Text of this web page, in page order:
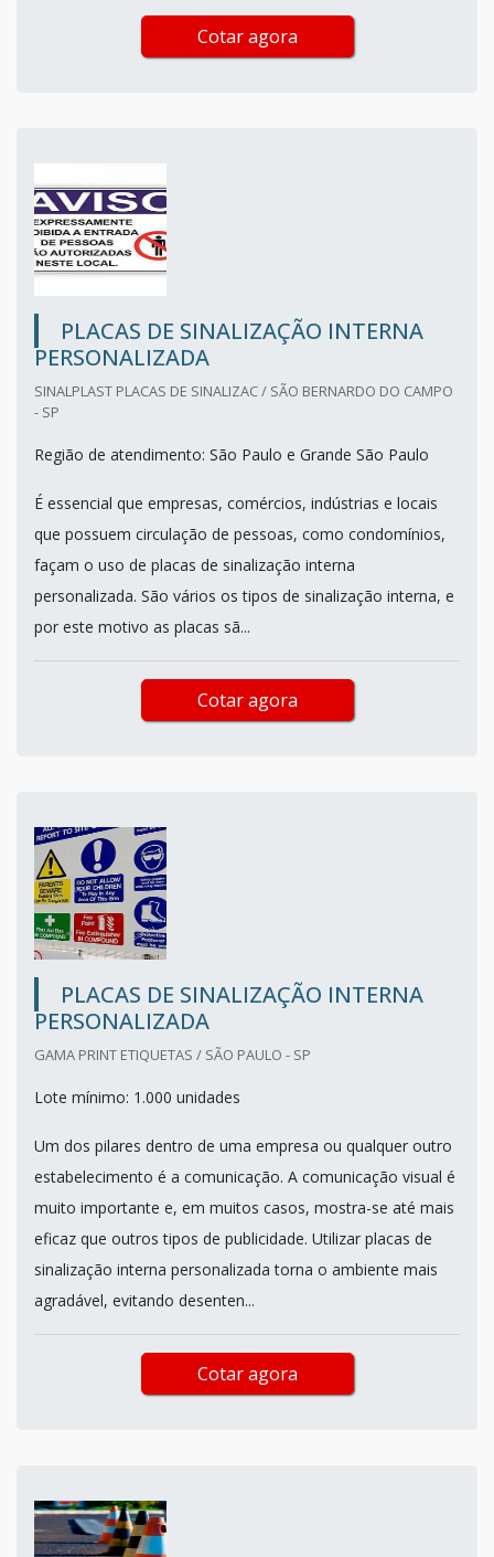
Cotar agora
PLACAS DE SINALIZAÇÃO INTERNA
PERSONALIZADA
SINALPLAST PLACAS DE SINALIZAC / SÃO BERNARDO DO CAMPO
- SP
Região de atendimento: São Paulo e Grande São Paulo
É essencial que empresas, comércios, indústrias e locais
que possuem circulação de pessoas, como condomínios,
façam o uso de placas de sinalização interna
personalizada. São vários os tipos de sinalização interna, e
por este motivo as placas sã...
Cotar agora
PLACAS DE SINALIZAÇÃO INTERNA
PERSONALIZADA
GAMA PRINT ETIQUETAS / SÃO PAULO - SP
Lote mínimo: 1.000 unidades
Um dos pilares dentro de uma empresa ou qualquer outro
estabelecimento é a comunicação. A comunicação visual é
muito importante e, em muitos casos, mostra-se até mais
eficaz que outros tipos de publicidade. Utilizar placas de
sinalização interna personalizada torna o ambiente mais
agradável, evitando desenten...
Cotar agora